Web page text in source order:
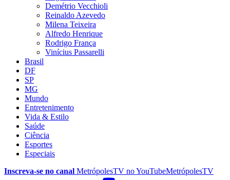
Demétrio Vecchioli
Reinaldo Azevedo
Milena Teixeira
Alfredo Henrique
Rodrigo França
Vinícius Passarelli
Brasil
DF
SP
MG
Mundo
Entretenimento
Vida & Estilo
Saúde
Ciência
Esportes
Especiais
Inscreva-se no canal MetrópolesTV noYouTubeMetrópolesTV